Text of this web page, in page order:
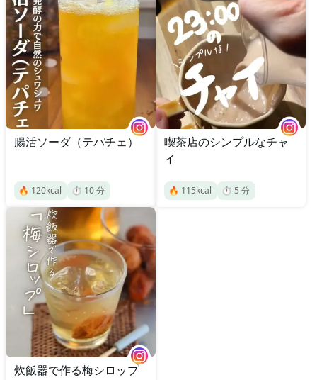
腸活ソーダ（テパチェ）
🔥 120kcal ⏱️ 10分
喫茶店のシンプルなチャ
イ
🔥 115kcal ⏱️ 5 分
炊飯器で作る梅シロップ